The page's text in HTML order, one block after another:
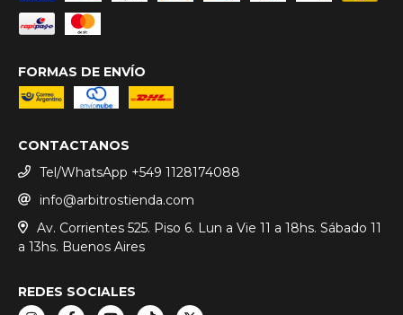
FORMAS DE ENVÍO
CONTACTANOS
Tel/WhatsApp +549 1128174088
info@arbitrostienda.com
Av. Corrientes 525. Piso 6. Lun a Vie 11 a 18hs. Sábado 11
a 13hs. Buenos Aires
REDES SOCIALES